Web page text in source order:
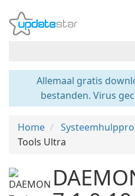
Allemaal gratis
bestanden. Virus
Home
Tools Ultra